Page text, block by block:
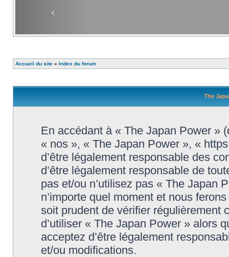
Accueil du site » Index du forum
The
En accédant à « The Japan Power »
« nos », « The Japan Power », «
d’être légalement responsable des
d’être légalement responsable de
pas et/ou n’utilisez pas « The Japan
n’importe quel moment et nous
soit prudent de vérifier régulièrement
d’utiliser « The Japan Power » alors
acceptez d’être légalement
et/ou modifications.